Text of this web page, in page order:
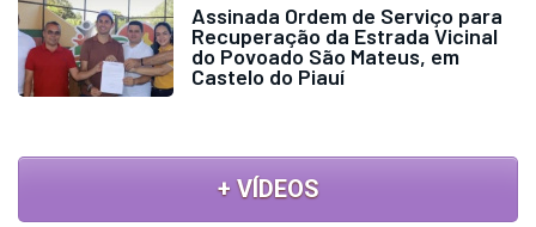
Assinada Ordem de Serviço para
Recuperação da Estrada Vicinal
do Povoado São Mateus, em
Castelo do Piauí
+ VÍDEOS